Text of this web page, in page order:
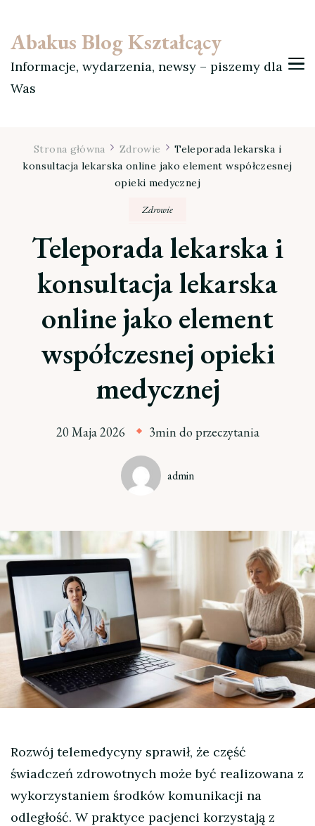
Abakus Blog Kształcący
Informacje, wydarzenia, newsy – piszemy dla
Was
Strona główna Zdrowie
Teleporada lekarska i
konsultacja lekarska online jako element współczesnej
opieki medycznej
Zdrowie
Teleporada lekarska i
konsultacja lekarska
online jako element
współczesnej opieki
medycznej
20 Maja 2026 3min do przeczytania
admin
Rozwój telemedycyny sprawił, że część
świadczeń zdrowotnych może być realizowana z
wykorzystaniem środków komunikacji na
odległość. W praktyce pacjenci korzystają z